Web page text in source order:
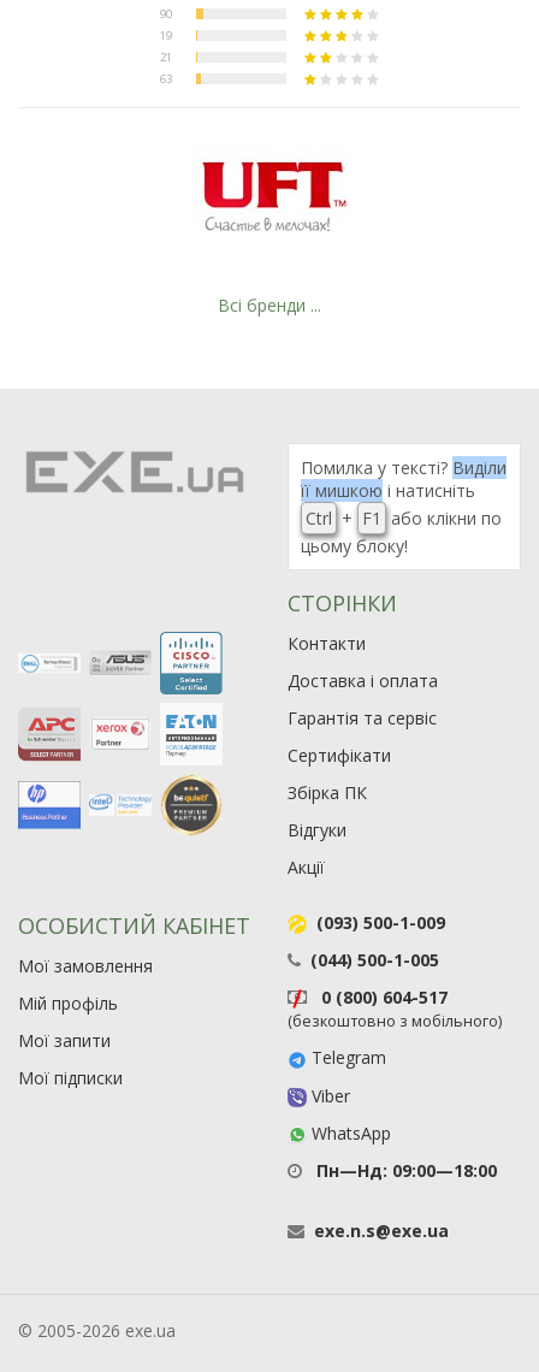
19
Всі бренди ...
Помилка у тексті? Виділи
її мишкою і натисніть
Ctrl + F1
або клікни по
цьому блоку!
СТОРІНКИ
Контакти
Доставка і оплата
Гарантія та сервіс
Сертифікати
Збірка ПК
Відгуки
Акції
ОСОБИСТИЙ КАБІНЕТ
Мої замовлення
Мій профіль
Мої запити
Мої підписки
(093) 500-1-009
(044) 500-1-005
0 (800) 604-517
(безкоштовно з мобільного)
Telegram
Viber
WhatsApp
Пн—Нд: 09:00—18:00
exe.n.s@exe.ua
© 2005-2026 exe.ua